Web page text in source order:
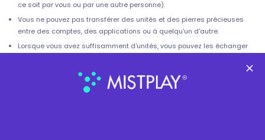
ce soit par vous ou par une autre personne).
Vous ne pouvez pas transférer des unités et des pierres précieuses
entre des comptes, des applications ou à quelqu'un d'autre.
Lorsque vous avez suffisamment d'unités, vous pouvez les échanger
Vous pouvez progresser à travers les points de contrôle des jeux pour
gagner des unités pour un maximum de deux heures de jeu par jour,